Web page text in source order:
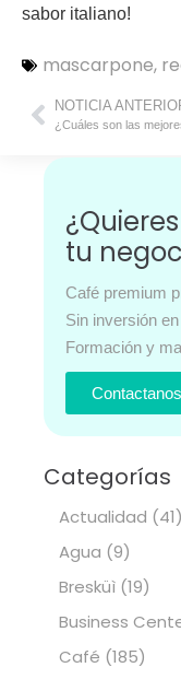
sabor italiano!
mascarpone,
NOTICIA
¿Quieres
tu
Café premium
Sin inversión
Formación y
Contactanos
Categorías
Actualidad (41)
Agua (9)
Bresküì (19)
Business
Café (185)